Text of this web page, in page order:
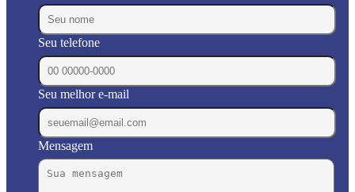
Seu telefone
Seu melhor e-mail
Mensagem